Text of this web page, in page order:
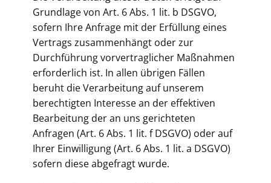
Grundlage von Art. 6 Abs. 1 lit. b DSGVO,
sofern Ihre Anfrage mit der Erfüllung eines
Vertrags zusammenhängt oder zur
Durchführung vorvertraglicher Maßnahmen
erforderlich ist. In allen übrigen Fällen
beruht die Verarbeitung auf unserem
berechtigten Interesse an der effektiven
Bearbeitung der an uns gerichteten
Anfragen (Art. 6 Abs. 1 lit. f DSGVO) oder auf
Ihrer Einwilligung (Art. 6 Abs. 1 lit. a DSGVO)
sofern diese abgefragt wurde.